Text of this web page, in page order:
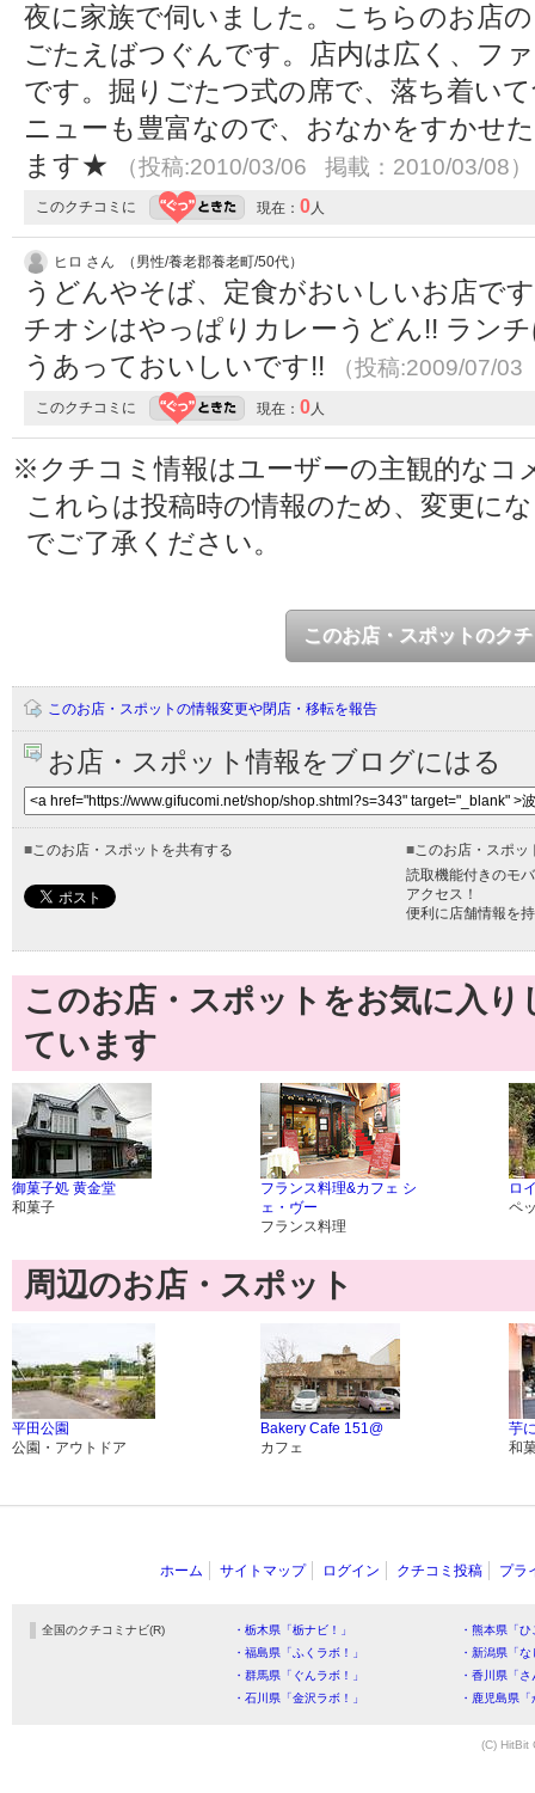
夜に家族で伺いました。こちらのお店
ごたえばつぐんです。店内は広く、フ
です。掘りごたつ式の席で、落ち着い
ニューも豊富なので、おなかをすかせ
ます★
（投稿:2010/03/06 掲載：2010/03/08）
このクチコミに 現在： 0人
ヒロ さん （男性/養老郡養老町/50代）
うどんやそば、定食がおいしいお店で
チオシはやっぱりカレーうどん!! ラン
うあっておいしいです!!
（投稿:2009/07/
このクチコミに 現在： 0人
※クチコミ情報はユーザーの主観的なコ
これらは投稿時の情報のため、変更に
でご了承ください。
このお店・スポットのク
このお店・スポットの情報変更や閉店・移転を報告
お店・スポット情報をブログにはる
■このお店・スポットを共有する ■このお店・スポッ
読取機能付きのモ
アクセス！
便利に店舗情報を
このお店・スポットをお気に入
ています
御菓子処 黄金堂
和菓子
フランス料理&カフェ シ
ェ・ヴー
フランス料理
ロ
ペ
周辺のお店・スポット
平田公園
公園・アウトドア
Bakery Cafe 151@
カフェ
芋
和
ホーム サイトマップ ログイン クチコミ投稿 プラ
全国のクチコミナビ(R) ・栃木県「栃ナビ！」
・熊本県「
・福島県「ふくラボ！」
・新潟県「
・群馬県「ぐんラボ！」
・香川県「
・石川県「金沢ラボ！」
・鹿児島県
(C) HitBit